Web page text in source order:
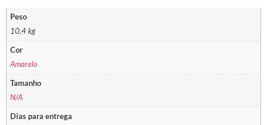
Peso
10,4 kg
Cor
Amarelo
Tamanho
N/A
Dias para entrega